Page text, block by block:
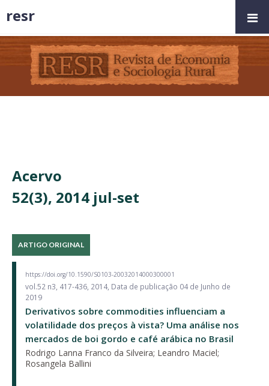
Acervo
52(3), 2014 jul-set
ARTIGO ORIGINAL
https://doi.org/10.1590/S0103-20032014000300001
vol.52 n3, 417-436, 2014, Data de publicação 04 de Junho de
2019
Derivativos sobre commodities influenciam a
volatilidade dos preços à vista? Uma análise nos
mercados de boi gordo e café arábica no Brasil
Rodrigo Lanna Franco da Silveira; Leandro Maciel;
Rosangela Ballini
resr